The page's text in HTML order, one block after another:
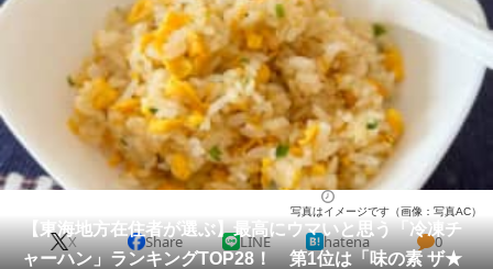
ニュース
クイズ
地域
住まい 教育・育児
動物 リサーチ
会員記事
【東海地方在住者が選ぶ】最高にウマいと思う「冷凍チ
ャーハン」ランキングTOP28！ 第1位は「味の素 ザ★
写真はイメージです（画像：写真AC）
X Share LINE hatena 0